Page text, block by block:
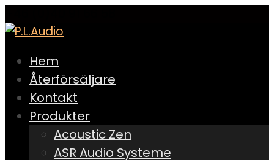
Hem
Återförsäljare
Kontakt
Produkter
Acoustic Zen
ASR Audio Systeme